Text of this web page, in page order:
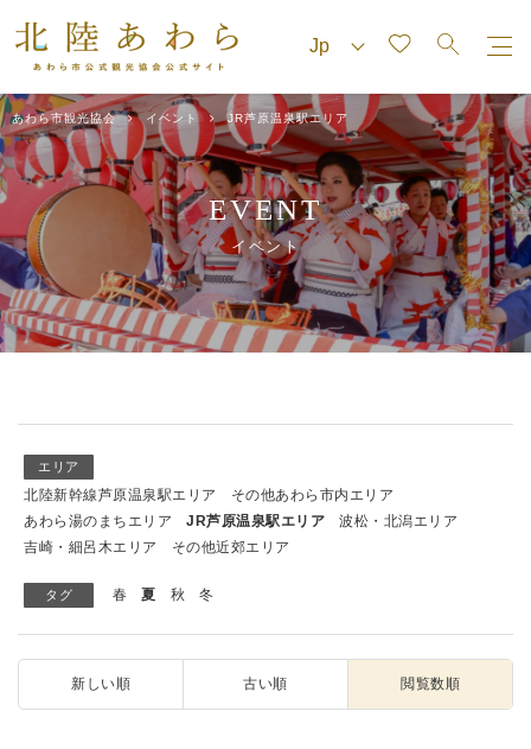
あわら市観光協会 イベント JR芦原温泉駅エリア
EVENT
イベント
エリア
北陸新幹線芦原温泉駅エリア
その他あわら市内エリア
あわら湯のまちエリア
JR芦原温泉駅エリア
波松・北潟エリア
吉崎・細呂木エリア
その他近郊エリア
タグ 春 夏 秋 冬
新しい順 古い順 閲覧数順